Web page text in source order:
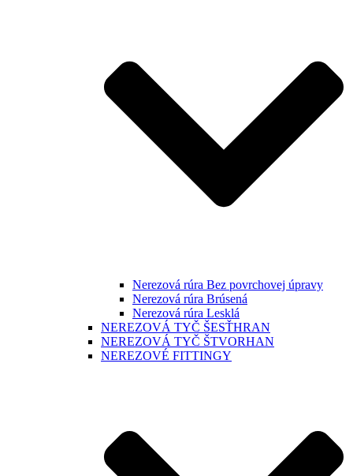
Nerezová rúra Bez povrchovej úpravy
Nerezová rúra Brúsená
Nerezová rúra Lesklá
NEREZOVÁ TYČ ŠESŤHRAN
NEREZOVÁ TYČ ŠTVORHAN
NEREZOVÉ FITTINGY